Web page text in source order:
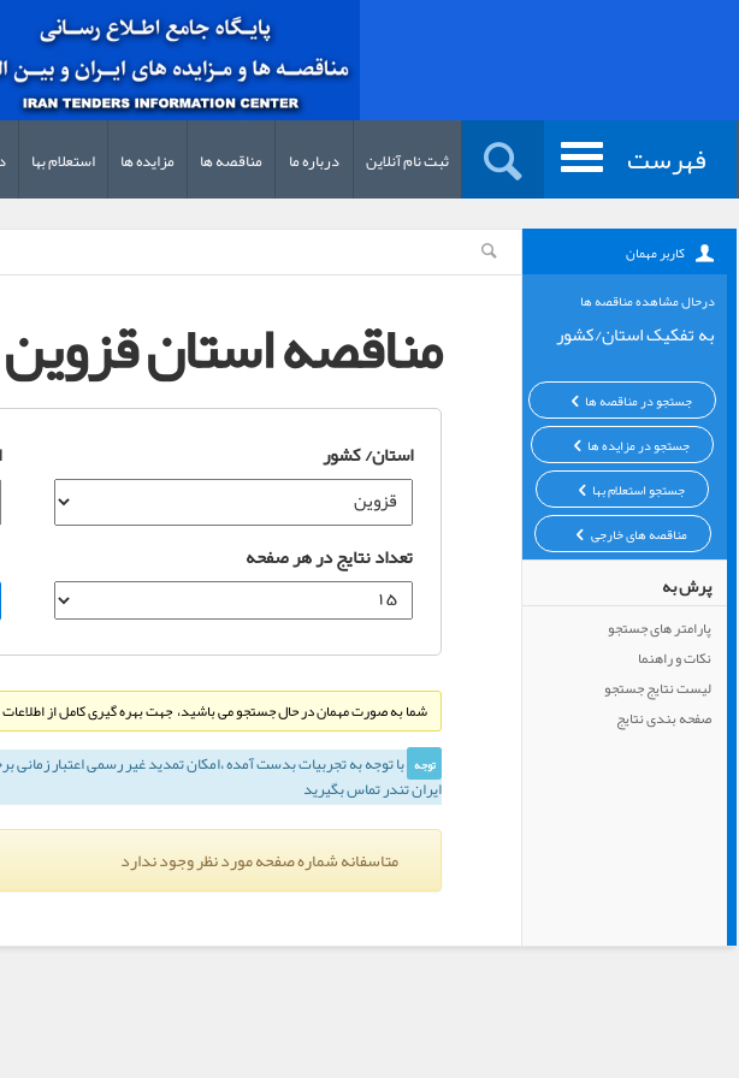
فهرست ثبت نام آنلاین درباره ما مناقصه ها مزایده ها استعلام بها
کاربر مهمان
درحال مشاهده مناقصه ها
به تفکیک استان/کشور
جستجو در مناقصه ها
جستجو در مزایده ها
جستجو استعلام بها
مناقصه های خارجی
پرش به
پارامتر های جستجو
نکات و راهنما
لیست نتایج جستجو
صفحه بندی نتایج
مناقصه استان قزوین
استان/ کشور
تعداد نتایج در هر صفحه
شما به صورت مهمان در حال جستجو می باشید، جهت بهره گیری کامل از
توجه با توجه به تجربيات بدست آمده ،‌امكان تمديد غير رسمی اعتبار زمانی
ایران تندر تماس بگیرید
متاسفانه شماره صفحه مورد نظر وجود ندارد